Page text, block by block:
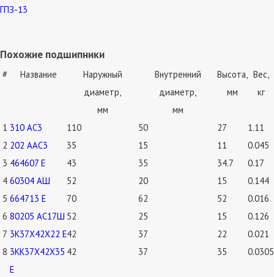
ГПЗ-13
Похожие подшипники
# Название
Наружный
диаметр,
мм
Внутренний
диаметр,
мм
Высота,
мм
Вес,
кг
1 310 АС3 110 50 27
1.11
2 202 ААС3 35 15 11
0.045
3 464607 Е 43 35 34.7
0.17
4 60304 АШ 52 20 15
0.144
5 664713 Е 70 62 52
0.016
6 80205 АС17Ш 52 25 15
0.126
7 3К37Х42Х22 Е42 37 22
0.021
8 3КК37Х42Х35
Е
42 37 35 0.0305